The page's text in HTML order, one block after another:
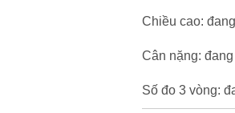
Chiều cao:
Cân nặng:
Số đo 3 vòng: